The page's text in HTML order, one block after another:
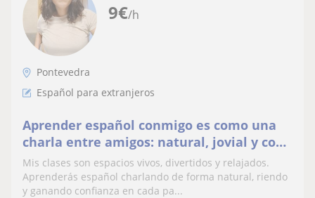
9€/h
Pontevedra
Español para extranjeros
Aprender español conmigo es como una
charla entre amigos: natural, jovial y con
muchas risas. ¡Disfrutemos juntos cada
palabra!
Mis clases son espacios vivos, divertidos y relajados.
Aprenderás español charlando de forma natural, riendo
y ganando confianza en cada pa...